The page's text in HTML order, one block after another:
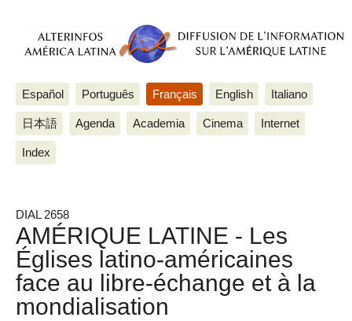
Español Português Français English Italiano
日本語 Agenda Academia Cinema Internet
Index
DIAL 2658
AMÉRIQUE LATINE - Les
Églises latino-américaines
face au libre-échange et à la
mondialisation